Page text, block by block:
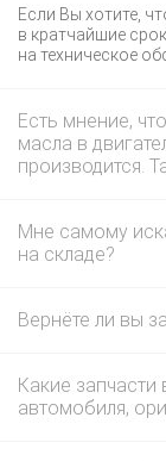
Если Вы хотите,
в кратчайшие
на техническое
Есть мнение,
масла в
производится.
Мне самому
на складе?
Вернёте ли вы
Какие запчасти
автомобиля,